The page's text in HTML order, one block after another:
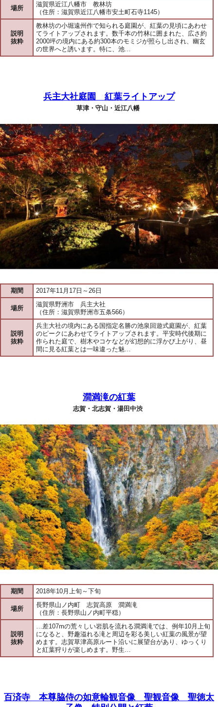
場所
滋賀県近江八幡市 教林坊
（住所：滋賀県近江八幡市安土町石寺1145）
説明
抜粋
教林坊の小堀遠州作で知られる庭園が、紅葉の見頃にあわせ
てライトアップされます。数千本の竹林に囲まれた、広さ約
2000坪の境内にある約300本のモミジが照らし出され、幽玄
の世界へと誘います。特に、池…
兵主大社庭園 紅葉ライトアップ
草津・守山・近江八幡
期間 2017年11月17日～26日
場所
滋賀県野洲市 兵主大社
（住所：滋賀県野洲市五条566）
説明
抜粋
兵主大社の境内にある国指定名勝の池泉回遊式庭園が、紅葉
のピークにあわせてライトアップされます。平安時代後期に
作られた庭で、樹木やコケなどが幻想的に浮かび上がり、昼
間に見る紅葉とは一味違った魅…
澗満滝の紅葉
志賀・北志賀・湯田中渋
期間 2018年10月上旬～下旬
場所
長野県山ノ内町 志賀高原 澗満滝
（住所：長野県山ノ内町平穏）
説明
抜粋
…差107mの荒々しい岩肌を流れる澗満滝では、例年10月上旬
になると、野趣溢れる滝と周辺を彩る美しい紅葉の風景が望
めます。志賀草津高原ルート沿いに展望台があり、ゆっくり
と紅葉狩りが楽しめます。野生…
百済寺 本尊脇侍の如意輪観音像 聖観音像 聖徳太